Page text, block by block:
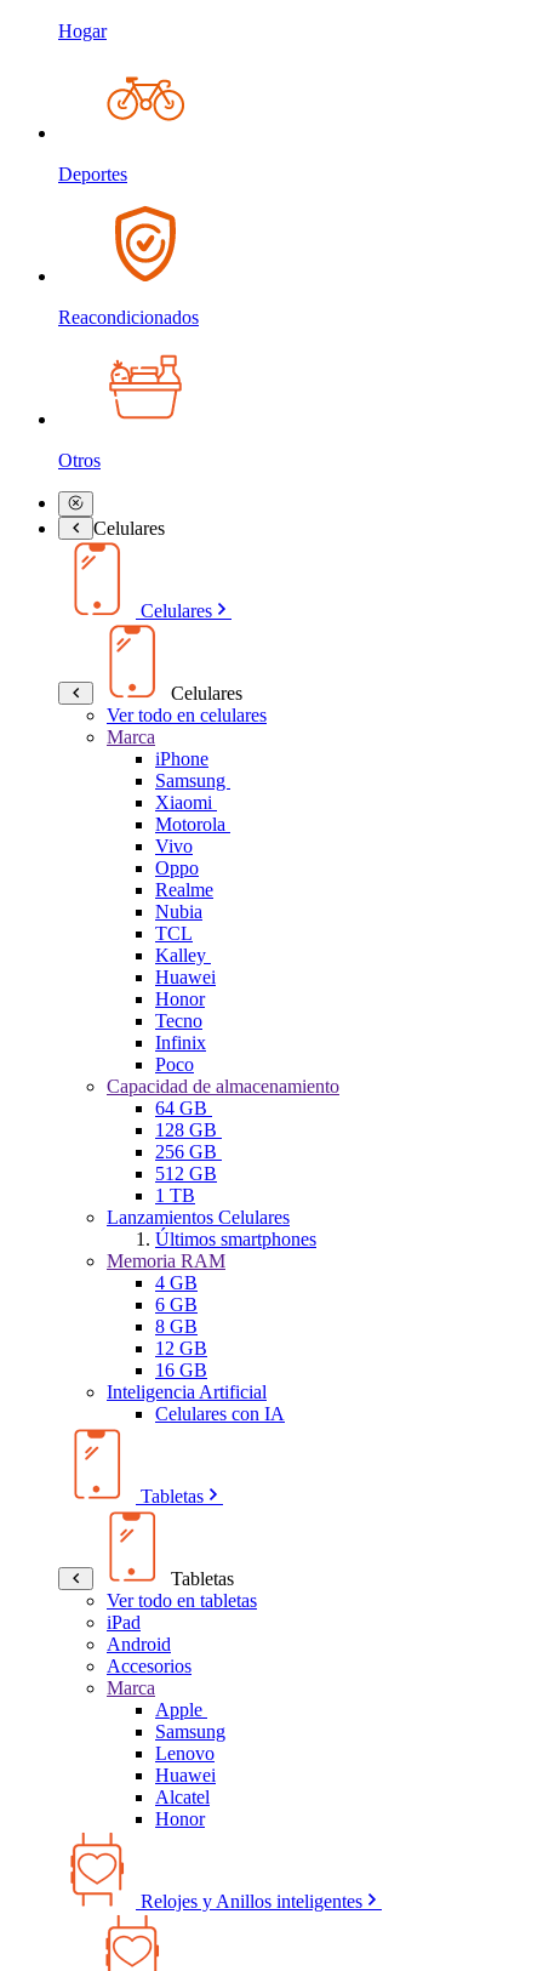
Hogar
Deportes
Reacondicionados
Otros
Celulares
Celulares
Celulares
Ver todo en celulares
Marca
iPhone
Samsung
Xiaomi
Motorola
Vivo
Oppo
Realme
Nubia
TCL
Kalley
Huawei
Honor
Tecno
Infinix
Poco
Capacidad de almacenamiento
64 GB
128 GB
256 GB
512 GB
1 TB
Lanzamientos Celulares
Últimos smartphones
Memoria RAM
4 GB
6 GB
8 GB
12 GB
16 GB
Inteligencia Artificial
Celulares con IA
Tabletas
Tabletas
Ver todo en tabletas
iPad
Android
Accesorios
Marca
Apple
Samsung
Lenovo
Huawei
Alcatel
Honor
Relojes y Anillos inteligentes